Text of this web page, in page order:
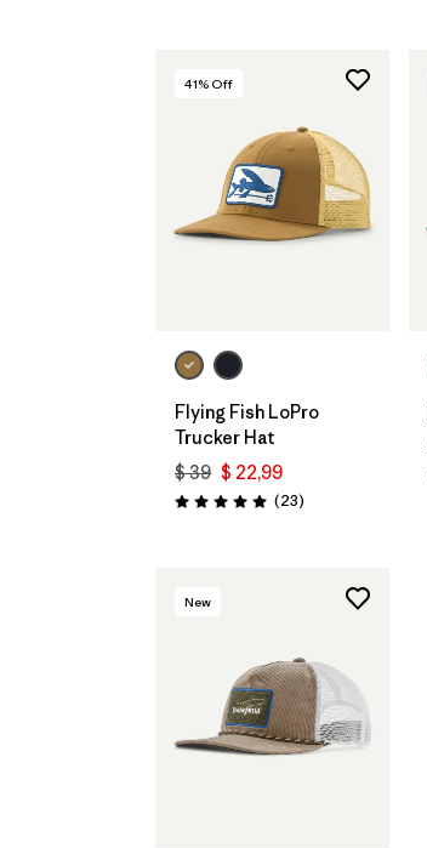
41% Off
Flying Fish LoPro
Trucker Hat
$ 39 $ 22,99
Valoración: 5.0 / 5
(23Comentarios
)
New